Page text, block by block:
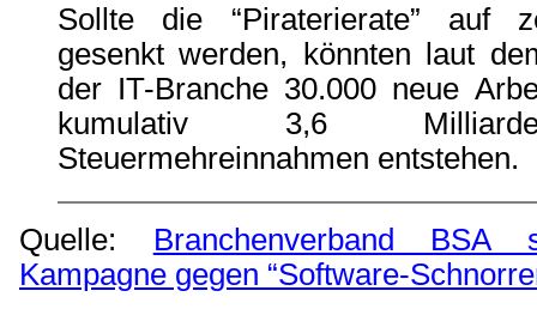
Sollte die “Piraterierate” auf
gesenkt werden, könnten laut
der IT-Branche 30.000 neue
kumulativ 3,6
Steuermehreinnahmen entstehen.
Quelle: Branchenverband BSA
Kampagne gegen “Software-